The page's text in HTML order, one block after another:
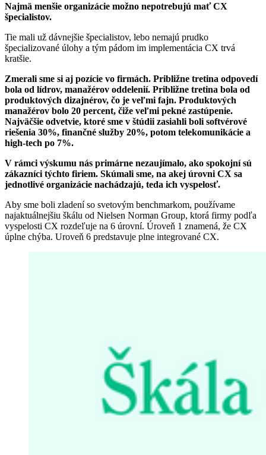
Najmä menšie organizácie možno nepotrebujú mať CX
špecialistov.
Tie mali už dávnejšie špecialistov, lebo nemajú prudko
špecializované úlohy a tým pádom im implementácia CX trvá
kratšie.
Zmerali sme si aj pozície vo firmách. Približne tretina odpovedí
bola od lídrov, manažérov oddelenií. Približne tretina bola od
produktových dizajnérov, čo je veľmi fajn. Produktových
manažérov bolo 20 percent, čiže veľmi pekné zastúpenie.
Najväčšie odvetvie, ktoré sme v štúdii zasiahli boli softvérové
riešenia 30%, finančné služby 20%, potom telekomunikácie a
high-tech po 7%.
V rámci výskumu nás primárne nezaujímalo, ako spokojní sú
zákazníci týchto firiem. Skúmali sme, na akej úrovni CX sa
jednotlivé organizácie nachádzajú, teda ich vyspelosť.
Aby sme boli zladení so svetovým benchmarkom, používame
najaktuálnejšiu škálu od Nielsen Norman Group, ktorá firmy podľa
vyspelosti CX rozdeľuje na 6 úrovní. Úroveň 1 znamená, že CX
úplne chýba. Uroveň 6 predstavuje plne integrované CX.